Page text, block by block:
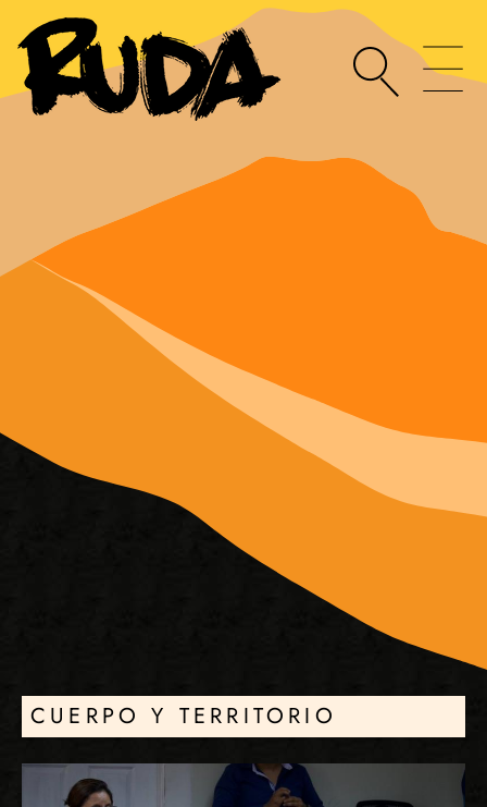
CUERPO Y TERRITORIO